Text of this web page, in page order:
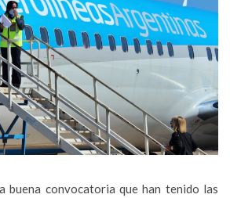
buena convocatoria que han tenido las